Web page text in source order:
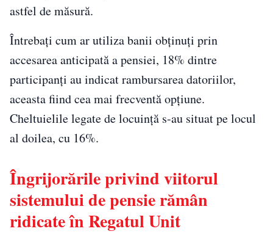
astfel de măsură.
Întrebați cum ar utiliza banii obținuți prin
accesarea anticipată a pensiei, 18% dintre
participanți au indicat rambursarea datoriilor,
aceasta fiind cea mai frecventă opțiune.
Cheltuielile legate de locuință s-au situat pe locul
al doilea, cu 16%.
Îngrijorările privind viitorul
sistemului de pensie rămân
ridicate în Regatul Unit